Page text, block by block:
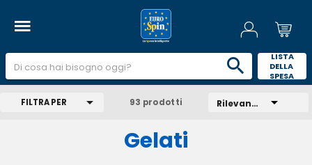
LISTA
DELLA
SPESA
FILTRA PER 93 prodotti Rilevanza
Gelati